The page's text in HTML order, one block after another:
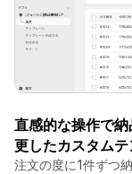
直感的な操作で
更したカスタムテ
注文の度に1件ずつ